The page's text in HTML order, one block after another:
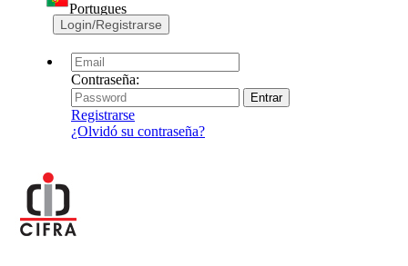
Portugues
Login/Registrarse
Contraseña:
Registrarse
¿Olvidó su contraseña?